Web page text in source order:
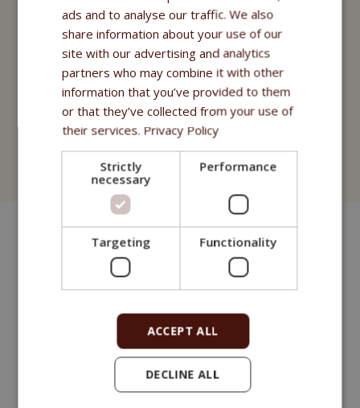
Fitmin For Life
Nahrungsergänzungsmittel
Purity - Apotheke Fitmin
Kosmetik
Fitmin for Life
ads and to analyse our traffic. We also
share information about your use of our
site with our advertising and analytics
partners who may combine it with other
information that you’ve provided to them
or that they’ve collected from your use of
their services. Privacy Policy
Strictly
necessary
Performance
Targeting Functionality
ACCEPT ALL
DECLINE ALL